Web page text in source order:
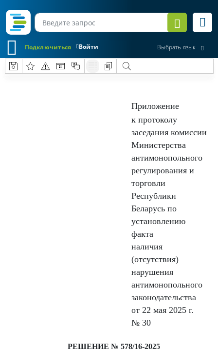
Войти
Подключиться Выбрать язык
Приложение
к протоколу
заседания комиссии
Министерства
антимонопольного
регулирования и
торговли
Республики
Беларусь по
установлению
факта
наличия
(отсутствия)
нарушения
антимонопольного
законодательства
от 22 мая 2025 г.
№ 30
РЕШЕНИЕ № 578/16-2025